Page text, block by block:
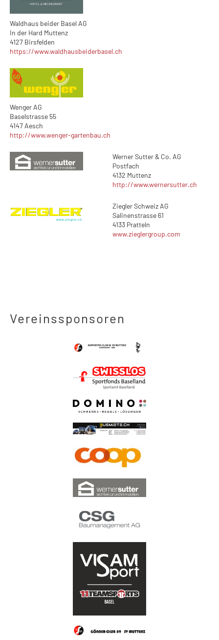
Waldhaus beider Basel AG
In der Hard Muttenz
4127 Birsfelden
https://www.waldhausbeiderbasel.ch
Wenger AG
Baselstrasse 55
4147 Aesch
http://www.wenger-gartenbau.ch
Werner Sutter & Co. AG
Postfach
4132 Muttenz
http://www.wernersutter.ch
Ziegler Schweiz AG
Salinenstrasse 61
4133 Pratteln
www.zieglergroup.com
Vereinssponsoren